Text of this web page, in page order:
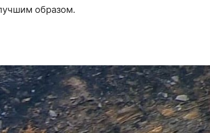
образом.